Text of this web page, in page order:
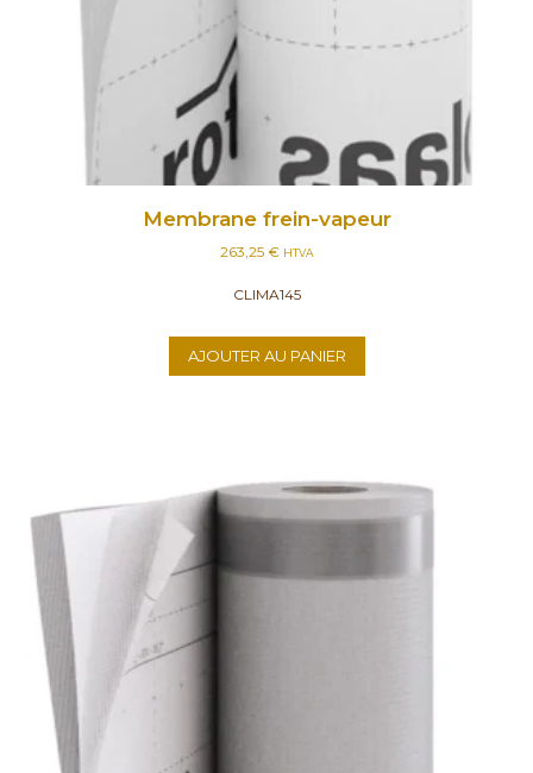
Membrane frein-vapeur
263,25 € HTVA
CLIMA145
AJOUTER AU PANIER